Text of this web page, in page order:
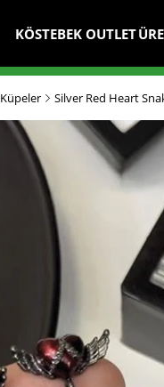
KÖSTEBEK OUTLET
Küpeler Silver Red Heart